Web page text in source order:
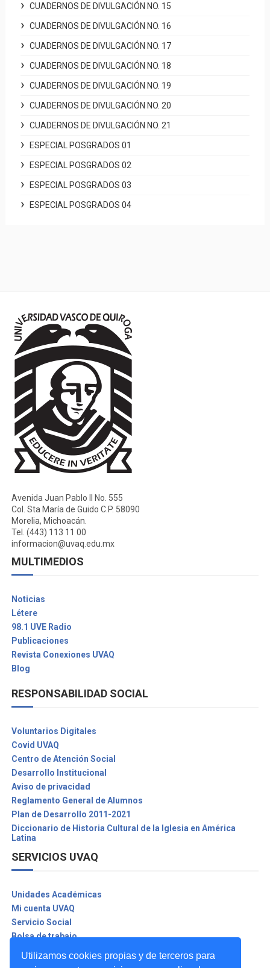
Utilizamos cookies propias y de terceros para
CUADERNOS DE DIVULGACIÓN NO. 15
CUADERNOS DE DIVULGACIÓN NO. 16
CUADERNOS DE DIVULGACIÓN NO. 17
CUADERNOS DE DIVULGACIÓN NO. 18
CUADERNOS DE DIVULGACIÓN NO. 19
CUADERNOS DE DIVULGACIÓN NO. 20
CUADERNOS DE DIVULGACIÓN NO. 21
ESPECIAL POSGRADOS 01
ESPECIAL POSGRADOS 02
ESPECIAL POSGRADOS 03
ESPECIAL POSGRADOS 04
Avenida Juan Pablo II No. 555
Col. Sta María de Guido C.P. 58090
Morelia, Michoacán.
Tel. (443) 113 11 00
informacion@uvaq.edu.mx
MULTIMEDIOS
Noticias
Létere
98.1 UVE Radio
Publicaciones
Revista Conexiones UVAQ
Blog
RESPONSABILIDAD SOCIAL
Voluntarios Digitales
Covid UVAQ
Centro de Atención Social
Desarrollo Institucional
Aviso de privacidad
Reglamento General de Alumnos
Plan de Desarrollo 2011-2021
Diccionario de Historia Cultural de la Iglesia en América
Latina
SERVICIOS UVAQ
Unidades Académicas
Mi cuenta UVAQ
Servicio Social
Bolsa de trabajo
Biblioteca Digital
Seguro contra accidentes